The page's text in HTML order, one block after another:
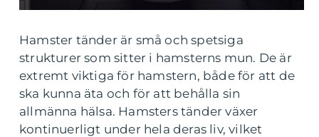
Hamster tänder är små och spetsiga
strukturer som sitter i hamsterns mun. De är
extremt viktiga för hamstern, både för att de
ska kunna äta och för att behålla sin
allmänna hälsa. Hamsters tänder växer
kontinuerligt under hela deras liv, vilket